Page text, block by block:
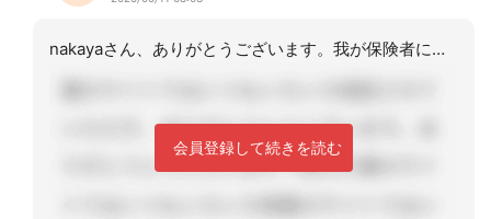
nakayaさん、ありがとうございます。我が保険者に相談したのが失敗でした💦担当
会員登録して続きを読む